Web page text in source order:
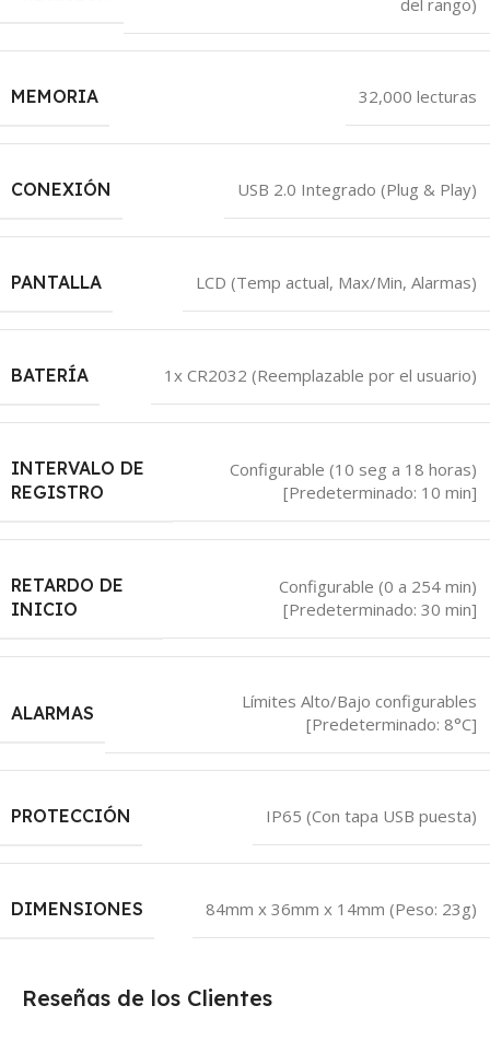
del rango)
MEMORIA 32,000 lecturas
CONEXIÓN USB 2.0 Integrado (Plug & Play)
PANTALLA LCD (Temp actual, Max/Min, Alarmas)
BATERÍA 1x CR2032 (Reemplazable por el usuario)
INTERVALO DE
REGISTRO
Configurable (10 seg a 18 horas)
[Predeterminado: 10 min]
RETARDO DE
INICIO
Configurable (0 a 254 min)
[Predeterminado: 30 min]
ALARMAS
Límites Alto/Bajo configurables
[Predeterminado: 8°C]
PROTECCIÓN IP65 (Con tapa USB puesta)
DIMENSIONES 84mm x 36mm x 14mm (Peso: 23g)
Reseñas de los Clientes